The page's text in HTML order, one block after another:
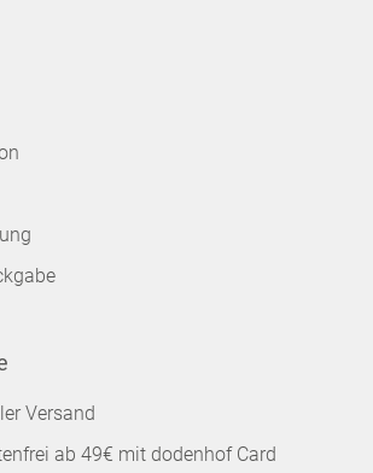
Versand
ab 49€ mit dodenhof Card